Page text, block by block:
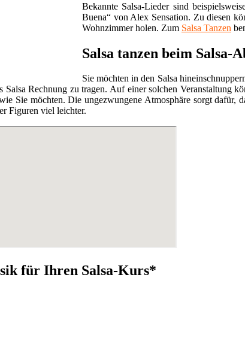
Bekannte Salsa-Lieder sind
Buena“ von Alex Sensation. Zu diesen
Wohnzimmer holen. Zum Salsa Tanzen
Salsa tanzen beim Salsa-
Sie möchten in den Salsa
Salsa Rechnung zu tragen. Auf einer solchen Veranstaltung
Sie möchten. Die ungezwungene Atmosphäre sorgt dafür,
Figuren viel leichter.
für Ihren Salsa-Kurs*